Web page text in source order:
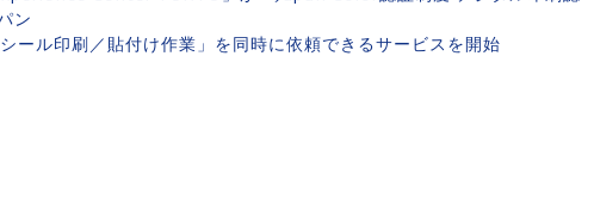
ン
ール印刷／貼付け作業」を同時に依頼できるサービスを開始